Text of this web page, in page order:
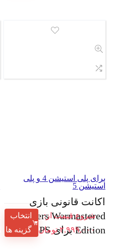
برای پلی استیشن 4 و پلی
استیشن 5
اکانت قانونی بازی
Darksiders Warmastered
Edition برای PS
شروع قیمت از:
۲,۹۹۹,۰۰۰ تومان
انتخاب
گزینه ها